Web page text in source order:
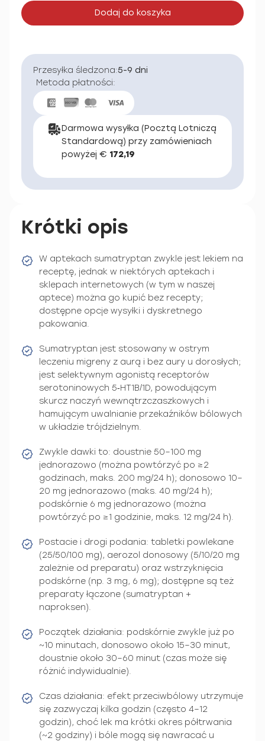
Dodaj do koszyka
Przesyłka śledzona:5-9 dni
Metoda płatności:
Darmowa wysyłka (Pocztą Lotniczą
Standardową) przy zamówieniach
powyżej € 172,19
Krótki opis
W aptekach sumatryptan zwykle jest lekiem na
receptę, jednak w niektórych aptekach i
sklepach internetowych (w tym w naszej
aptece) można go kupić bez recepty;
dostępne opcje wysyłki i dyskretnego
pakowania.
Sumatryptan jest stosowany w ostrym
leczeniu migreny z aurą i bez aury u dorosłych;
jest selektywnym agonistą receptorów
serotoninowych 5‑HT1B/1D, powodującym
skurcz naczyń wewnątrzczaszkowych i
hamującym uwalnianie przekaźników bólowych
w układzie trójdzielnym.
Zwykle dawki to: doustnie 50–100 mg
jednorazowo (można powtórzyć po ≥2
godzinach, maks. 200 mg/24 h); donosowo 10–
20 mg jednorazowo (maks. 40 mg/24 h);
podskórnie 6 mg jednorazowo (można
powtórzyć po ≥1 godzinie, maks. 12 mg/24 h).
Postacie i drogi podania: tabletki powlekane
(25/50/100 mg), aerozol donosowy (5/10/20 mg
zależnie od preparatu) oraz wstrzyknięcia
podskórne (np. 3 mg, 6 mg); dostępne są też
preparaty łączone (sumatryptan +
naproksen).
Początek działania: podskórnie zwykle już po
~10 minutach, donosowo około 15–30 minut,
doustnie około 30–60 minut (czas może się
różnić indywidualnie).
Czas działania: efekt przeciwbólowy utrzymuje
się zazwyczaj kilka godzin (często 4–12
godzin), choć lek ma krótki okres półtrwania
(~2 godziny) i bóle mogą się nawracać u